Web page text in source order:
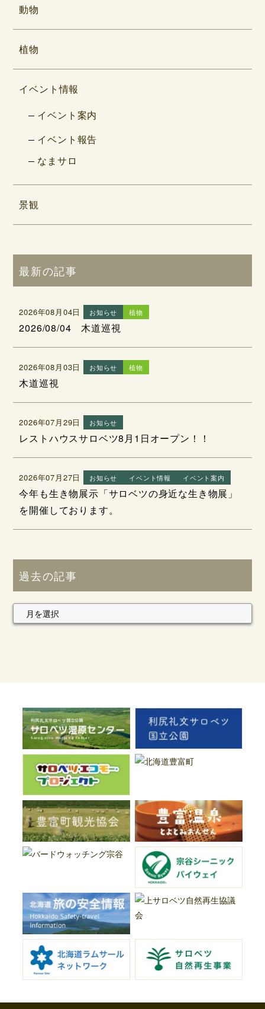
動物
植物
イベント情報
イベント案内
イベント報告
なまサロ
景観
最新の記事
2026年08月04日 お知らせ 植物
2026/08/04 木道巡視
2026年08月03日 お知らせ 植物
木道巡視
2026年07月29日 お知らせ
レストハウスサロベツ8月1日オープン！！
2026年07月27日 お知らせ イベント情報 イベント案内
今年も生き物展示「サロベツの身近な生き物展」
を開催しております。
過去の記事